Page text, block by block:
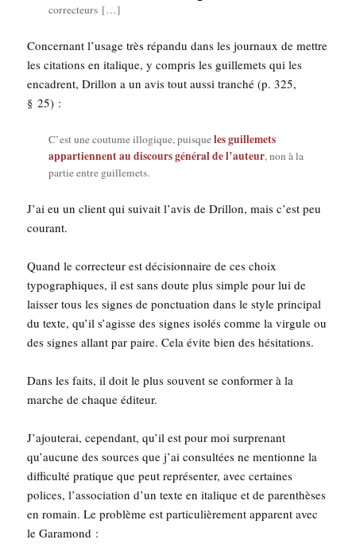
correcteurs […]
Concer­nant l’usage très répan­du dans les jour­naux de mettre
les cita­tions en ita­lique, y com­pris les guille­mets qui les
encadrent, Drillon a un avis tout aus­si tran­ché (p. 325,
§ 25) :
C’est une cou­tume illo­gique, puisqueles guille­mets
appar­tiennent au dis­cours géné­ral de l’auteur, non à la
par­tie entre guillemets.
J’ai eu un client qui sui­vait l’a­vis de Drillon, mais c’est peu
courant.
Quand le cor­rec­teur est déci­sion­naire de ces choix
typo­gra­phiques, il est sans doute plus simple pour lui de
lais­ser tous les signes de ponc­tua­tion dans le style prin­ci­pal
du texte, qu’il s’agisse des signes iso­lés comme la vir­gule ou
des signes allant par paire. Cela évite bien des hésitations.
Dans les faits, il doit le plus sou­vent se confor­mer à la
marche de chaque éditeur.
J’a­jou­te­rai, cepen­dant, qu’il est pour moi sur­pre­nant
qu’au­cune des sources que j’ai consul­tées ne men­tionne la
dif­fi­cul­té pra­tique que peut repré­sen­ter, avec cer­taines
polices, l’as­so­cia­tion d’un texte en ita­lique et de paren­thèses
en romain. Le pro­blème est par­ti­cu­liè­re­ment appa­rent avec
le Garamond :